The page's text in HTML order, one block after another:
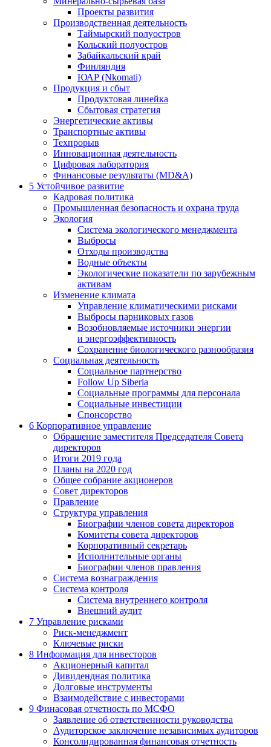
Проекты развития
Производственная деятельность
Таймырский полуостров
Кольский полуостров
Забайкальский край
Финляндия
ЮАР (Nkomati)
Продукция и сбыт
Продуктовая линейка
Сбытовая стратегия
Энергетические активы
Транспортные активы
Техпрорыв
Инновационная деятельность
Цифровая лаборатория
Финансовые результаты (MD&A)
5 Устойчивое развитие
Кадровая политика
Промышленная безопасность и охрана труда
Экология
Система экологического менеджмента
Выбросы
Отходы производства
Водные объекты
Экологические показатели по зарубежным
активам
Изменение климата
Управление климатическими рисками
Выбросы парниковых газов
Возобновляемые источники энергии
и энергоэффективность
Сохранение биологического разнообразия
Социальная деятельность
Социальное партнерство
Follow Up Siberia
Социальные программы для персонала
Социальные инвестиции
Спонсорство
6 Корпоративное управление
Обращение заместителя Председателя Совета
директоров
Итоги 2019 года
Планы на 2020 год
Общее собрание акционеров
Совет директоров
Правление
Структура управления
Биографии членов совета директоров
Комитеты совета директоров
Корпоративный секретарь
Исполнительные органы
Биографии членов правления
Система вознаграждения
Система контроля
Система внутреннего контроля
Внешний аудит
7 Управление рисками
Риск-менеджмент
Ключевые риски
8 Информация для инвесторов
Акционерный капитал
Дивидендная политика
Долговые инструменты
Взаимодействие с инвеcторами
9 Финасовая отчетность по МСФО
Заявление об ответственности руководства
Аудиторское заключение независимых аудиторов
Консолидированная финансовая отчетность